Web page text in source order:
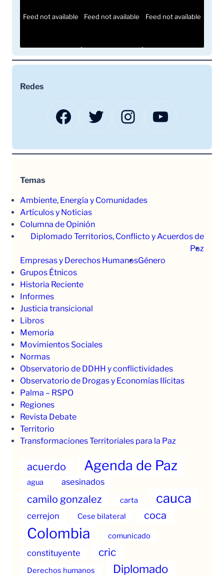
Feed not available Feed not available Feed not available
Redes
Facebook Twitter Instagram YouTube
Temas
Ambiente, Energía y Comunidades
Artículos y Noticias
Columna de Opinión
Diplomado Territorios, Conflicto y Acuerdos de
Paz
Empresas y Derechos HumanosGénero
Grupos Étnicos
Historia Reciente
Informes
Justicia transicional
Libros
Memoria
Movimientos Sociales
Normas
Observatorio de DDHH y conflictividades
Observatorio de Drogas y Economías Ilícitas
Palma – RSPO
Regiones
Revista Debate
Territorio
Transformaciones Territoriales para la Paz
acuerdo Agenda de Paz
agua asesinados
camilo gonzalez carta cauca
cerrejon Cese bilateral coca
Colombia comunicado
constituyente cric
Derechos humanos Diplomado